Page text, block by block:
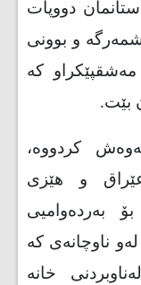
دووپات
و بوونی
کە
بێت.
كردووه‌،
و هێزی
بەردەوامیی
ناوچانەی کە
خانە